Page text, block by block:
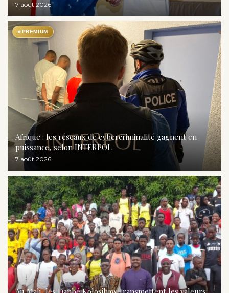
7 août 2026
★ PREMIUM
Afrique : les réseaux de cybercriminalité gagnent en
puissance, selon INTERPOL
7 août 2026